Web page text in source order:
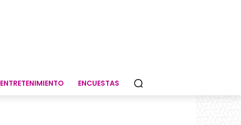
ENTRETENIMIENTO ENCUESTAS